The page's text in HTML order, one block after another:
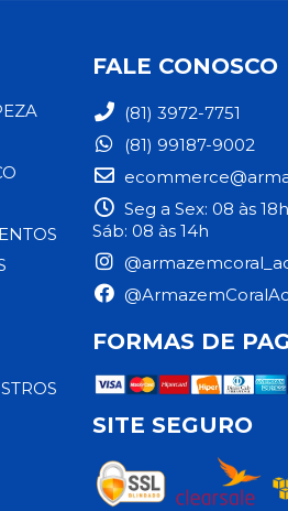
FALE CONOSCO
(81) 3972-7751
(81) 99187-9002
Seg a Sex: 08 às 18h
Sáb: 08 às 14h
FORMAS DE
SITE SEGURO